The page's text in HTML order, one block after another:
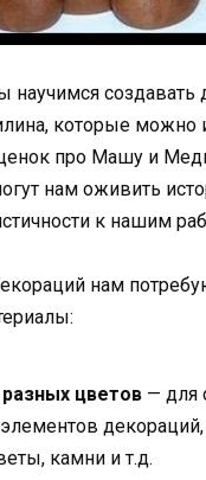
научимся создавать
которые можно
про Машу и
нам оживить
к нашим
нам
разных цветов — для
декораций,
камни и т.д.